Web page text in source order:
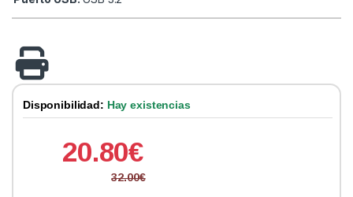
Disponibilidad: Hay existencias
20.80€
32.00€